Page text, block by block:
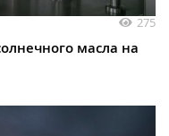
275
масла на